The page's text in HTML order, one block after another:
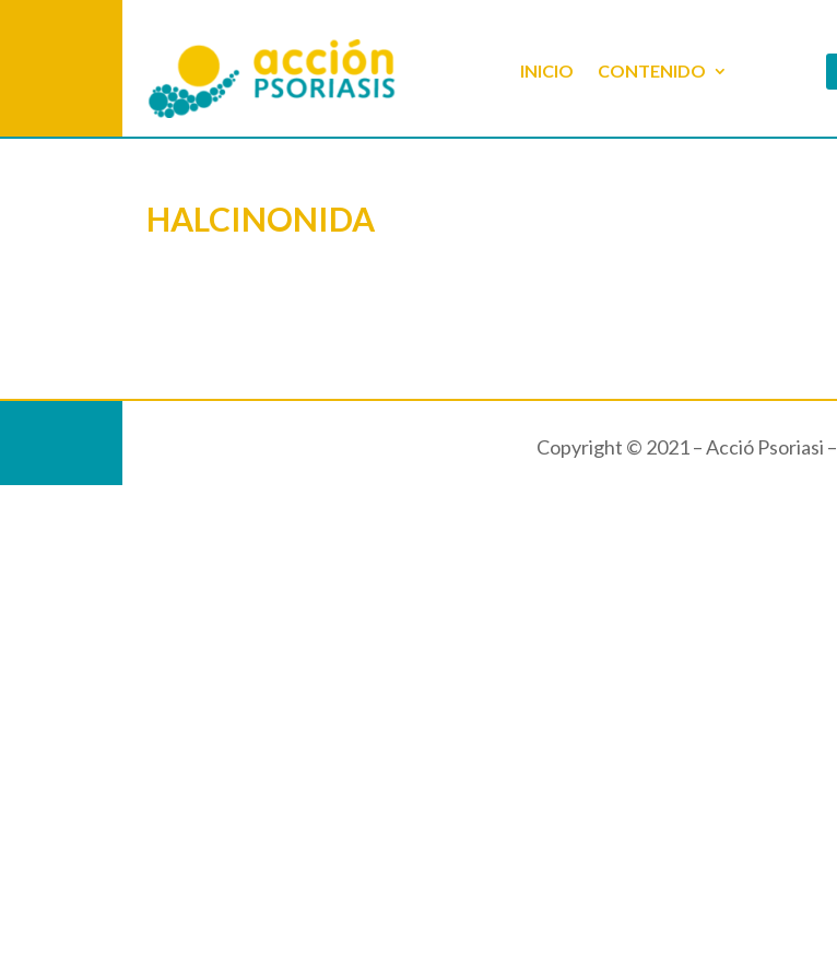
INICIO CONTENIDO
HALCINONIDA
Copyright © 2021 – Acció Psoriasi –